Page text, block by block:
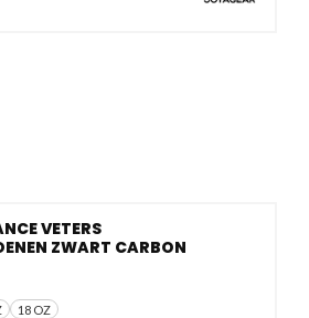
18 OZ
VETERS
ZWART CARBON